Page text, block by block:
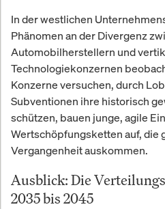
In der westlichen
Phänomen an der Divergenz
Automobilherstellern und
Technologiekonzernen
Konzerne versuchen, durch
Subventionen ihre historisch
schützen, bauen junge, agile
Wertschöpfungsketten auf, die
Vergangenheit auskommen.
Ausblick: Die
2035 bis 2045